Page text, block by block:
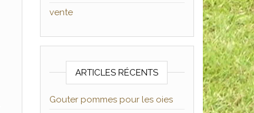
vente
ARTICLES RÉCENTS
Gouter pommes pour les oies